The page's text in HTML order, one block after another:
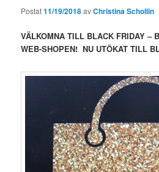
Postat11/19/2018avChristina Schollin
VÄLKOMNA TILL BLACK FRIDAY –
WEB-SHOPEN! NU UTÖKAT TILL